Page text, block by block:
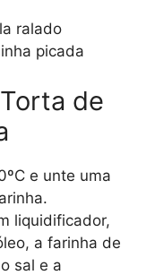
ralado
picada
de
e unte uma
liquidificador,
a farinha de
sal e a